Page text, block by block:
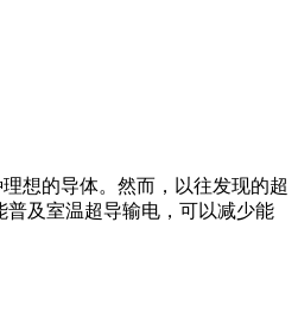
想的导体。然而，以往发现的超
普及室温超导输电，可以减少能